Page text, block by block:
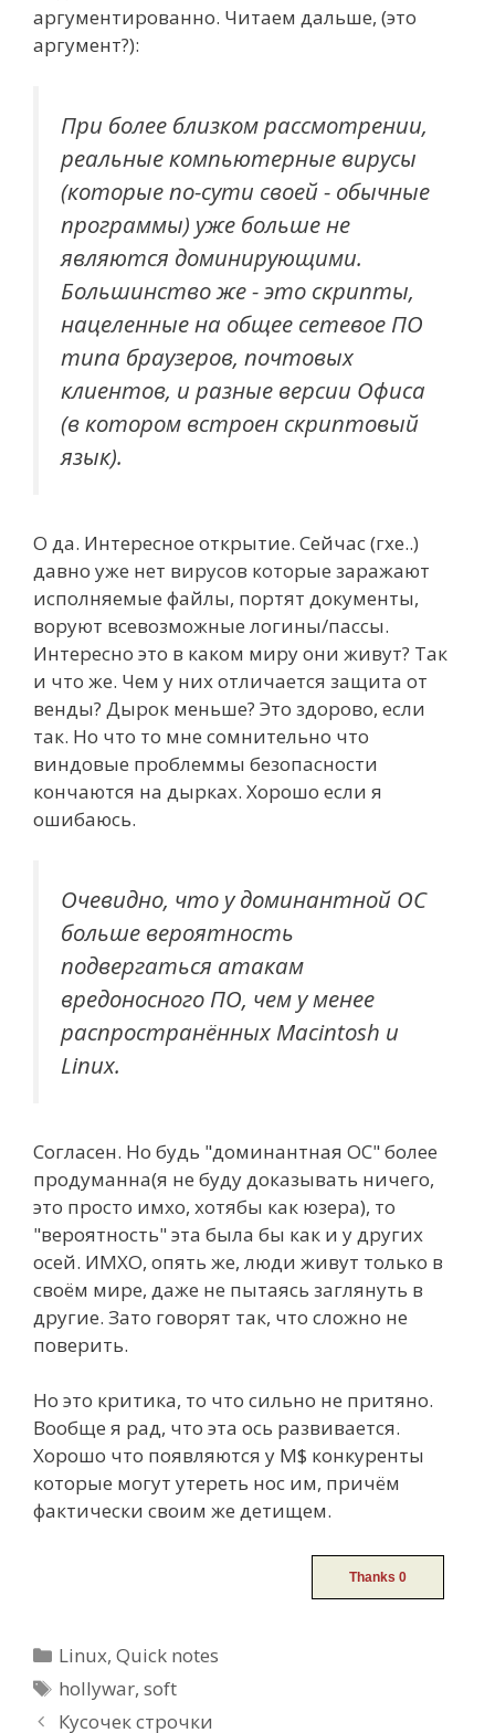
аргументированно. Читаем дальше, (это
аргумент?):
При более близком рассмотрении,
реальные компьютерные вирусы
(которые по-сути своей - обычные
программы) уже больше не
являются доминирующими.
Большинство же - это скрипты,
нацеленные на общее сетевое ПО
типа браузеров, почтовых
клиентов, и разные версии Офиса
(в котором встроен скриптовый
язык).
О да. Интересное открытие. Сейчас (гхе..)
давно уже нет вирусов которые заражают
исполняемые файлы, портят документы,
воруют всевозможные логины/пассы.
Интересно это в каком миру они живут? Так
и что же. Чем у них отличается защита от
венды? Дырок меньше? Это здорово, если
так. Но что то мне сомнительно что
виндовые проблеммы безопасности
кончаются на дырках. Хорошо если я
ошибаюсь.
Очевидно, что у доминантной ОС
больше вероятность
подвергаться атакам
вредоносного ПО, чем у менее
распространённых Macintosh и
Linux.
Согласен. Но будь "доминантная ОС" более
продуманна(я не буду доказывать ничего,
это просто имхо, хотябы как юзера), то
"вероятность" эта была бы как и у других
осей. ИМХО, опять же, люди живут только в
своём мире, даже не пытаясь заглянуть в
другие. Зато говорят так, что сложно не
поверить.
Но это критика, то что сильно не притяно.
Вообще я рад, что эта ось развивается.
Хорошо что появляются у M$ конкуренты
которые могут утереть нос им, причём
фактически своим же детищем.
Categories
Linux,Quick notes
Tags
hollywar,soft
PostКусочек строчки